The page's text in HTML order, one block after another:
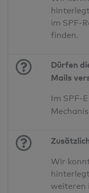
im SPF-
finden.
Dürfen
Mails
Im SPF-
Wir
weiteren